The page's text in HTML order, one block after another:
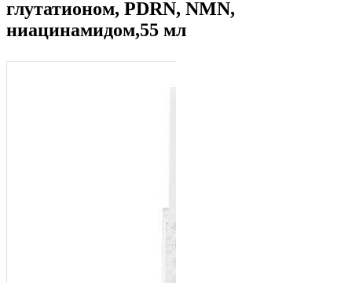
глутатионом, PDRN, NMN,
ниацинамидом,55 мл